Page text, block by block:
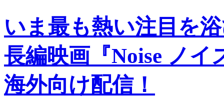
いま最も熱い注目を
長編映画『Noise ノ
海外向け配信！